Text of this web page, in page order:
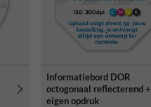
Informatiebord DOR
octogonaal reflecterend +
eigen opdruk